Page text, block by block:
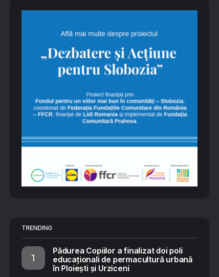
TRENDING
Pădurea Copiilor a finalizat doi poli
educaționali de permacultură urbană
în Ploiești și Urziceni